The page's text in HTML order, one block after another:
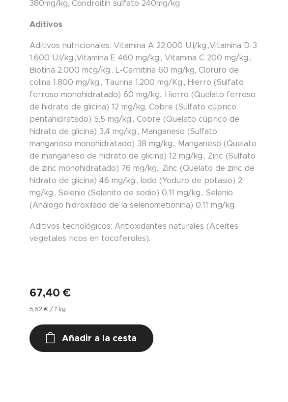
380mg/kg, Condroitín sulfato 240mg/kg
Aditivos
Aditivos nutricionales: Vitamina A 22.000 U.I/kg.,Vitamina D-3
1.600 U.I/kg.,Vitamina E 460 mg/kg., Vitamina C 200 mg/kg.,
Biotina 2.000 mcg/kg., L-Carnitina 60 mg/kg, Cloruro de
colina 1.800 mg/kg., Taurina 1.200 mg/Kg., Hierro (Sulfato
ferroso monohidratado) 60 mg/kg., Hierro (Quelato ferroso
de hidrato de glicina) 12 mg/kg, Cobre (Sulfato cúprico
pentahidratado) 5,5 mg/kg., Cobre (Quelato cúprico de
hidrato de glicina) 3,4 mg/kg., Manganeso (Sulfato
manganoso monohidratado) 38 mg/kg., Manganeso (Quelato
de manganeso de hidrato de glicina) 12 mg/kg., Zinc (Sulfato
de zinc monohidratado) 76 mg/kg., Zinc (Quelato de zinc de
hidrato de glicina) 46 mg/kg., Iodo (Yoduro de potasio) 2
mg/kg., Selenio (Selenito de sodio) 0,11 mg/kg., Selenio
(Análogo hidroxilado de la selenometionina) 0,11 mg/kg.
Aditivos tecnológicos: Antioxidantes naturales (Aceites
vegetales ricos en tocoferoles).
67,40 €
5,62 € / 1 kg
Añadir a la cesta